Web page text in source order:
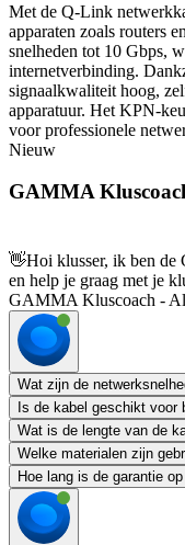
Met de Q-Link
apparaten zoals routers
snelheden tot 10 Gbps,
internetverbinding.
signaalkwaliteit hoog,
apparatuur. Het KPN-
voor professionele
Nieuw
GAMMA
👋Hoi klusser, ik ben de
en help je graag met je
GAMMA Kluscoach -
Wat zijn de
Is de kabel geschikt voor
Wat is de lengte van de
Welke materialen zijn
Hoe lang is de garantie